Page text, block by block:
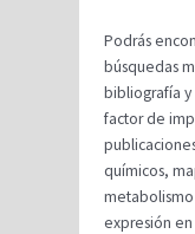
Podrás
búsquedas
bibliografía y
factor de
químicos,
expresión en